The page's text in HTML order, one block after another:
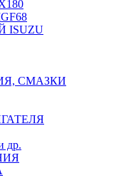
ISUZU
СМАЗКИ